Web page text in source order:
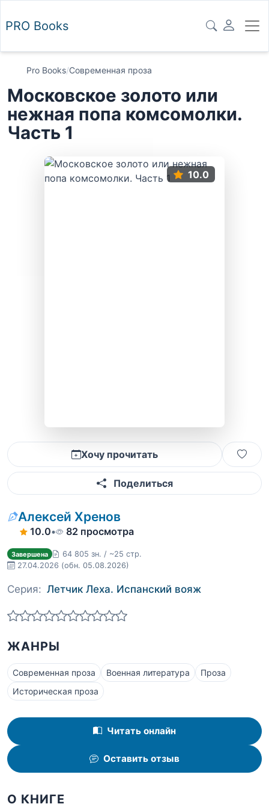
PRO Books
Pro Books/Современная проза
Московское золото или
нежная попа комсомолки.
Часть 1
10.0
Хочу прочитать
Поделиться
Алексей Хренов
10.0• 82 просмотра
Завершена
64 805 зн. / ~25 стр.
27.04.2026 (обн. 05.08.2026)
Серия: Летчик Леха. Испанский вояж
ЖАНРЫ
Современная проза Военная литература
Проза
Историческая проза
Читать онлайн
Оставить отзыв
О КНИГЕ